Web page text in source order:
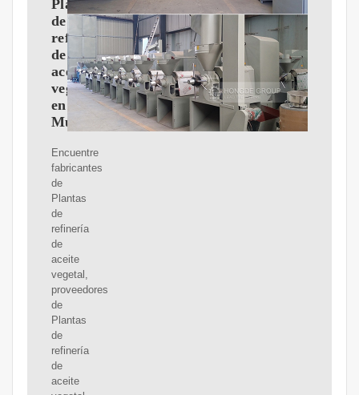
Planta
de
refinación
de
aceite
vegetal
en
Mumbai
Encuentre
fabricantes
de
Plantas
de
refinería
de
aceite
vegetal,
proveedores
de
Plantas
de
refinería
de
aceite